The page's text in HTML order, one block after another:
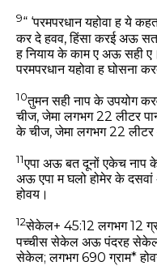
9“ ‘परमपरधान यहोवा ह ये
कर दे हवव, हिंसा करई अऊ
ह नियाय के काम ए अऊ सही
परमपरधान यहोवा ह घोसना
10तुमन सही नाप के उपयोग
चीज, जेमा लगभग 22 लीटर
के चीज, जेमा लगभग 22
11एपा अऊ बत दूनों एकेच नाप
अऊ एपा म घलो होमेर के दसवां
होवय।
12सेकेल+ 45:12 लगभग 12
पच्चीस सेकेल अऊ पंदरह सेकेल
सेकेल; लगभग 690 ग्राम*